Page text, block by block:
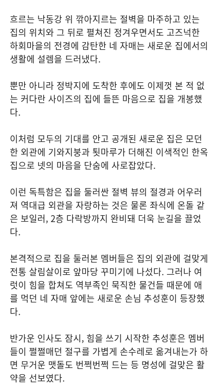
흐르는 낙동강 위 깎아지르는 절벽을 마주하고 있는
집의 위치와 그 뒤로 펼쳐진 정겨우면서도 고즈넉한
하회마을의 전경에 감탄한 네 자매는 새로운 집에서의
생활에 설렘을 드러냈다.
뿐만 아니라 정박지에 도착한 후에도 이제껏 본 적 없
는 커다란 사이즈의 집에 들뜬 마음으로 집을 개봉했
다.
이처럼 모두의 기대를 안고 공개된 새로운 집은 모던
한 외관에 기와지붕과 툇마루가 더해진 이색적인 한옥
집으로 넷의 마음을 단숨에 사로잡았다.
이런 독특함은 집을 둘러싼 절벽 뷰의 절경과 어우러
져 역대급 외관을 자랑하는 것은 물론 좌식에 온돌 같
은 보일러, 2층 다락방까지 완비돼 더욱 눈길을 끌었
다.
본격적으로 집을 둘러본 멤버들은 집의 외관에 걸맞게
전통 살림살이로 앞마당 꾸미기에 나섰다. 그러나 여
럿이 힘을 합쳐도 역부족인 묵직한 물건들 때문에 애
를 먹던 네 자매 앞에는 새로운 손님 추성훈이 등장했
다.
반가운 인사도 잠시, 힘을 쓰기 시작한 추성훈은 멤버
들이 쩔쩔매던 절구를 가볍게 손수레로 옮겨내는가 하
면 무거운 맷돌도 번쩍번쩍 드는 등 명성에 걸맞은 활
약을 선보였다.